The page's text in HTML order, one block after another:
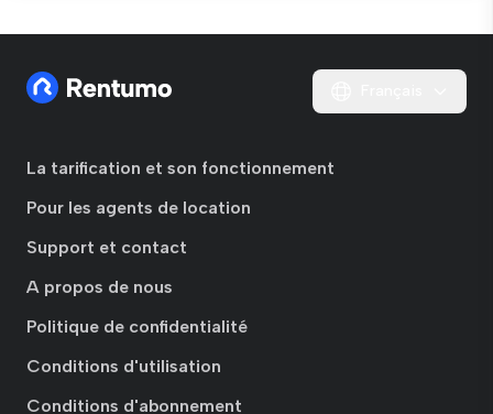
La tarification et son fonctionnement
Pour les agents de location
Support et contact
A propos de nous
Politique de confidentialité
Conditions d'utilisation
Conditions d'abonnement